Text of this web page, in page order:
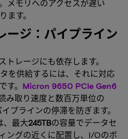
メモリへのアクセスが遅い
ます。
ージ：パイプライン
レージにも依存します。
を供給するには、それに対応
す。 Micron 9650 PCIe Gen6
み取り速度と数百万単位の
プラインの停滞を防ぎます。
、最大245TBの容量でデータセ
ングの近くに配置し、I/Oのボ